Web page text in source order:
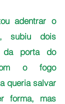
adentrar o
subiu dois
da porta do
o fogo
queria salvar
forma, mas